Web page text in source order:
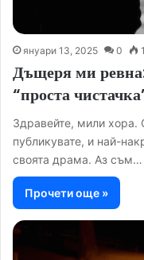
януари 13, 2025 0
Дъщеря ми
“проста
Здравейте, мили хора.
публикувате, и най-
своята драма. Аз съм…
Прочети още »